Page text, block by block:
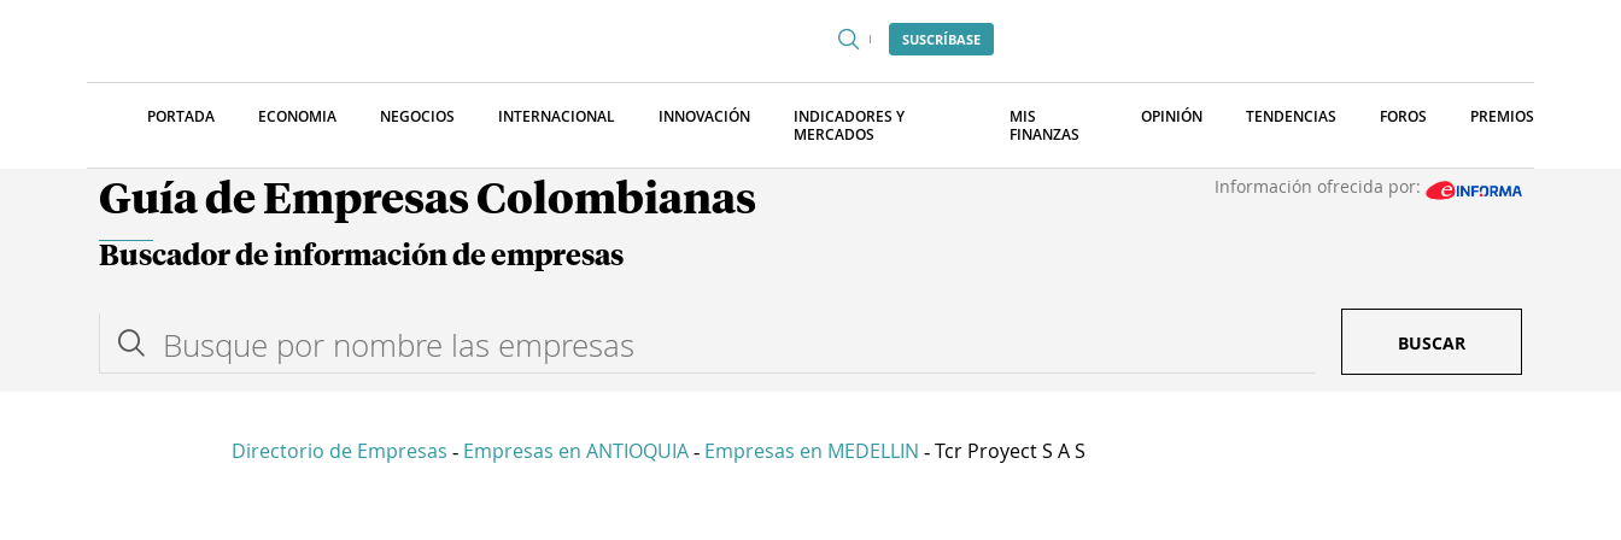
SUSCRÍBASE
PORTADA ECONOMIA NEGOCIOS INTERNACIONAL INNOVACIÓN
INDICADORES Y
MERCADOS
MIS
FINANZAS
OPINIÓN TENDENCIAS FOROS PREMIOS
Guía de Empresas Colombianas Información ofrecida por:
Buscador de información de empresas
BUSCAR
Directorio de Empresas - Empresas en ANTIOQUIA - Empresas en MEDELLIN - Tcr Proyect S A S